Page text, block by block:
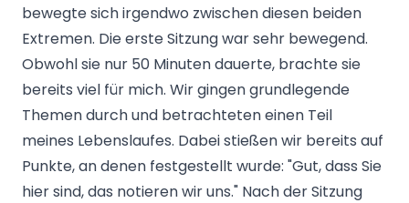
bewegte sich irgendwo zwischen diesen beiden
Extremen. Die erste Sitzung war sehr bewegend.
Obwohl sie nur 50 Minuten dauerte, brachte sie
bereits viel für mich. Wir gingen grundlegende
Themen durch und betrachteten einen Teil
meines Lebenslaufes. Dabei stießen wir bereits auf
Punkte, an denen festgestellt wurde: "Gut, dass Sie
hier sind, das notieren wir uns." Nach der Sitzung